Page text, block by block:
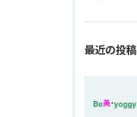
最近の投稿